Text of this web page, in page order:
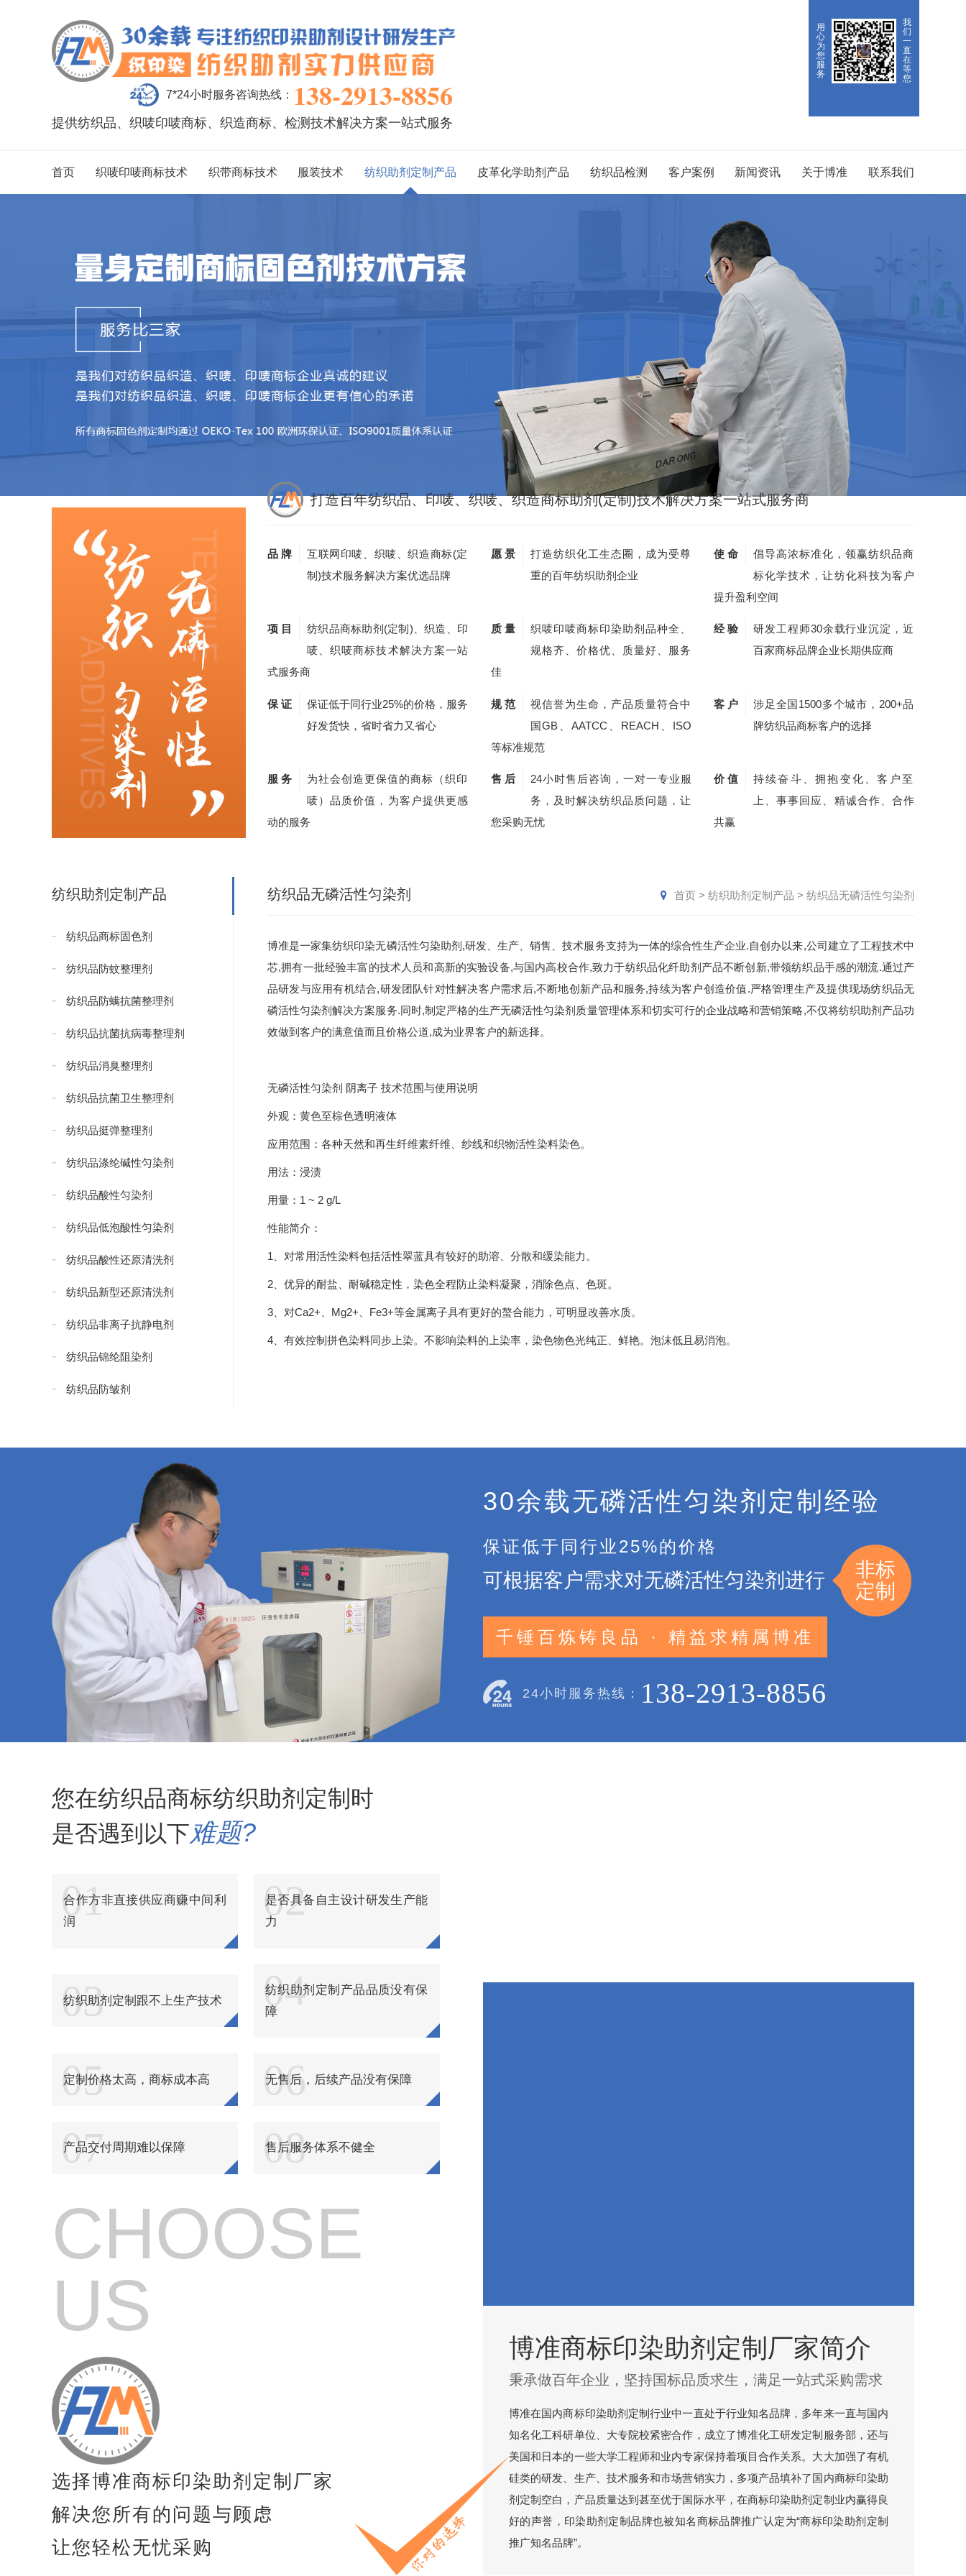
用
心
为
您
服
务
我
们
一
直
在
等
您
7*24小时服务咨询热线： 138-2913-8856
提供纺织品、织唛印唛商标、织造商标、检测技术解决方案一站式服务
首页 织唛印唛商标技术 织带商标技术 服装技术 纺织助剂定制产品 皮革化学助剂产品 纺织品检测 客户案例 新闻资讯 关于博准 联系我们
打造百年纺织品、印唛、织唛、织造商标助剂(定制)技术解决方案一站式服务商
品 牌
互联网印唛、织唛、织造商标(定
制)技术服务解决方案优选品牌
愿 景
打造纺织化工生态圈，成为受尊
重的百年纺织助剂企业
使 命
倡导高浓标准化，领赢纺织品商
标化学技术，让纺化科技为客户
提升盈利空间
项 目
纺织品商标助剂(定制)、织造、印
唛、织唛商标技术解决方案一站
式服务商
质 量
织唛印唛商标印染助剂品种全、
规格齐、价格优、质量好、服务
佳
经 验
研发工程师30余载行业沉淀，近
百家商标品牌企业长期供应商
保 证
保证低于同行业25%的价格，服务
好发货快，省时省力又省心
规 范
视信誉为生命，产品质量符合中
国GB、AATCC、REACH、ISO
等标准规范
客 户
涉足全国1500多个城市，200+品
牌纺织品商标客户的选择
服 务
为社会创造更保值的商标（织印
唛）品质价值，为客户提供更感
动的服务
售 后
24小时售后咨询，一对一专业服
务，及时解决纺织品质问题，让
您采购无忧
价 值
持续奋斗、拥抱变化、客户至
上、事事回应、精诚合作、合作
共赢
纺织助剂定制产品
纺织品商标固色剂
纺织品防蚊整理剂
纺织品防螨抗菌整理剂
纺织品抗菌抗病毒整理剂
纺织品消臭整理剂
纺织品抗菌卫生整理剂
纺织品挺弹整理剂
纺织品涤纶碱性匀染剂
纺织品酸性匀染剂
纺织品低泡酸性匀染剂
纺织品酸性还原清洗剂
纺织品新型还原清洗剂
纺织品非离子抗静电剂
纺织品锦纶阻染剂
纺织品防皱剂
纺织品无氟防水剂
纺织品抗紫外线剂
纺织品紧实型防水剂
纺织品碳八防水剂
纺织品碳六防水剂
纺织品玻尿酸整理剂
纺织品多功能整理剂
纺织品加白软油剂
纺织品除油精练剂
纺织品高浓乳化除油剂
纺织品平滑剂
纺织品酸性软化酶制剂
纺织品硬挺剂
纺织品锦纶阻燃剂
纺织品抗热黄变剂
纺织品强力保护剂
纺织品高效起毛剂
纺织品起毛剂
纺织品亲水起毛剂
纺织品毛毯专用增稠剂
纺织品涂料粘合剂
纺织品防风剂
纺织品防沉淀分散剂
纺织品抗凝聚剂
纺织品速干剂
纺织品膨胀剂
纺织品无磷活性匀染剂 首页 > 纺织助剂定制产品 > 纺织品无磷活性匀染剂
博准是一家集纺织印染无磷活性匀染助剂,研发、生产、销售、技术服务支持为一体的综合性生产企业.自创办以来,公司建立了工程技术中
芯,拥有一批经验丰富的技术人员和高新的实验设备,与国内高校合作,致力于纺织品化纤助剂产品不断创新,带领纺织品手感的潮流.通过产
品研发与应用有机结合,研发团队针对性解决客户需求后,不断地创新产品和服务,持续为客户创造价值.严格管理生产及提供现场纺织品无
磷活性匀染剂解决方案服务.同时,制定严格的生产无磷活性匀染剂质量管理体系和切实可行的企业战略和营销策略,不仅将纺织助剂 产品功
效做到客户的满意值而且价格公道,成为业界客户的新选择。
无磷活性匀染剂 阴离子 技术范围与使用说明
外观：黄色至棕色透明液体
应用范围：各种天然和再生纤维素纤维、纱线和织物活性染料染色。
用法：浸渍
用量：1 ~ 2 g/L
性能简介：
1、对常用活性染料包括活性翠蓝具有较好的助溶、分散和缓染能力。
2、优异的耐盐、耐碱稳定性，染色全程防止染料凝聚，消除色点、色斑。
3、对Ca2+、Mg2+、Fe3+等金属离子具有更好的螯合能力，可明显改善水质。
4、有效控制拼色染料同步上染。不影响染料的上染率，染色物色光纯正、鲜艳。泡沫低且易消泡。
30余载无磷活性匀染剂定制经验
保证低于同行业25%的价格
可根据客户需求对无磷活性匀染剂进行
非标
定制
千锤百炼铸良品 · 精益求精属博准
24小时服务热线： 138-2913-8856
您在纺织品商标纺织助剂定制时
是否遇到以下难题?
01
合作方非直接供应商赚中间利
润
02
是否具备自主设计研发生产能
力
03
纺织助剂定制跟不上生产技术 04
纺织助剂定制产品品质没有保
障
05
定制价格太高，商标成本高 06
无售后，后续产品没有保障
07
产品交付周期难以保障 08
售后服务体系不健全
CHOOSE
US
选择博准商标印染助剂定制厂家
解决您所有的问题与顾虑
让您轻松无忧采购
博准商标印染助剂定制厂家简介
秉承做百年企业，坚持国标品质求生，满足一站式采购需求
博准在国内商标印染助剂定制行业中一直处于行业知名品牌，多年来一直与国内
知名化工科研单位、大专院校紧密合作，成立了博准化工研发定制服务部，还与
美国和日本的一些大学工程师和业内专家保持着项目合作关系。大大加强了有机
硅类的研发、生产、技术服务和市场营销实力，多项产品填补了国内商标印染助
剂定制空白，产品质量达到甚至优于国际水平，在商标印染助剂定制业内赢得良
好的声誉，印染助剂定制品牌也被知名商标品牌推广认定为“商标印染助剂定制
推广知名品牌”。